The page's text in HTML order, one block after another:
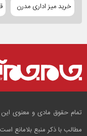
خرید میز اداری مدرن
تمام حقوق مادی و معنوی
مطالب با ذکر منبع بلامانع